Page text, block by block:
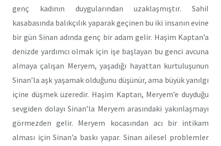
genç kadının duygularından uzaklaşmıştır. Sahil
kasabasında balıkçılık yaparak geçinen bu iki insanın evine
bir gün Sinan adında genç bir adam gelir. Haşim Kaptan’a
denizde yardımcı olmak için işe başlayan bu genci avcuna
almaya çalışan Meryem, yaşadığı hayattan kurtuluşunun
Sinan’la aşk yaşamak olduğunu düşünür, ama büyük yanılgı
içine düşmek üzeredir. Haşim Kaptan, Meryem’e duyduğu
sevgiden dolayı Sinan’la Meryem arasındaki yakınlaşmayı
görmezden gelir. Meryem kocasından acı bir intikam
alması için Sinan’a baskı yapar. Sinan ailesel problemler